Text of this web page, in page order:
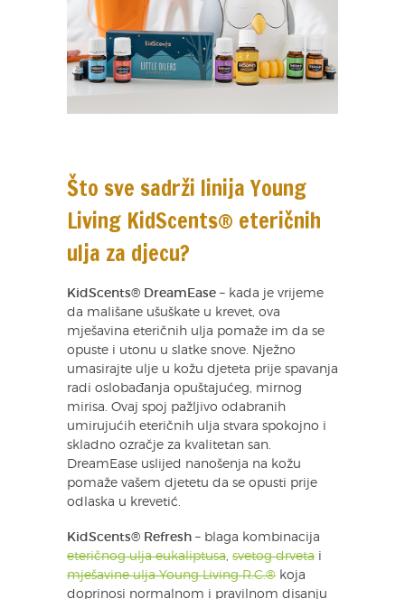
Što sve sadrži linija Young
Living KidScents® eteričnih
ulja za djecu?
KidScents® DreamEase – kada je vrijeme
da mališane ušuškate u krevet, ova
mješavina eteričnih ulja pomaže im da se
opuste i utonu u slatke snove. Nježno
umasirajte ulje u kožu djeteta prije spavanja
radi oslobađanja opuštajućeg, mirnog
mirisa. Ovaj spoj pažljivo odabranih
umirujućih eteričnih ulja stvara spokojno i
skladno ozračje za kvalitetan san.
DreamEase uslijed nanošenja na kožu
pomaže vašem djetetu da se opusti prije
odlaska u krevetić.
KidScents® Refresh – blaga kombinacija
eteričnog ulja eukaliptusa, svetog drveta i
mješavine ulja Young Living R.C.® koja
doprinosi normalnom i pravilnom disanju